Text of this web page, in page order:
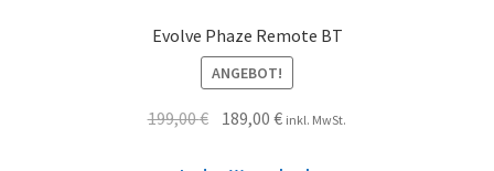
Evolve Phaze Remote BT
ANGEBOT!
199,00€ 189,00€ inkl. MwSt.